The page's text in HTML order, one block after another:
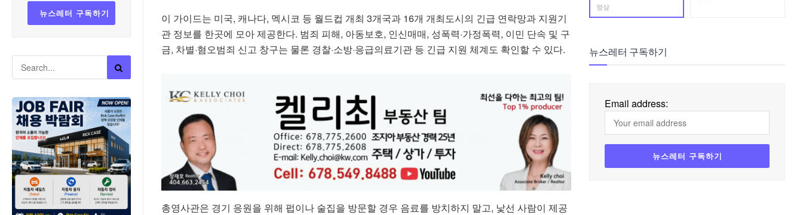
이 가이드는 미국, 캐나다, 멕시코 등 월드컵 개최 3개국과 16개 개최도시의 긴급 연락망과 지원기
관 정보를 한곳에 모아 제공한다. 범죄 피해, 아동보호, 인신매매, 성폭력·가정폭력, 이민 단속 및 구
금, 차별·혐오범죄 신고 창구는 물론 경찰·소방·응급의료기관 등 긴급 지원 체계도 확인할 수 있다.
총영사관은 경기 응원을 위해 펍이나 술집을 방문할 경우 음료를 방치하지 말고, 낯선 사람이 제공
영상
뉴스레터 구독하기
Email address: